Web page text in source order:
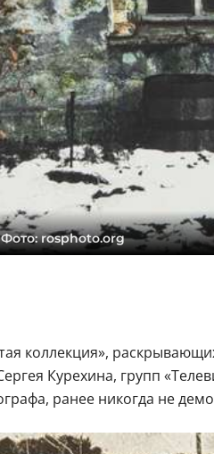
rosphoto.org
коллекция»,
Курехина, групп
ранее никогда не